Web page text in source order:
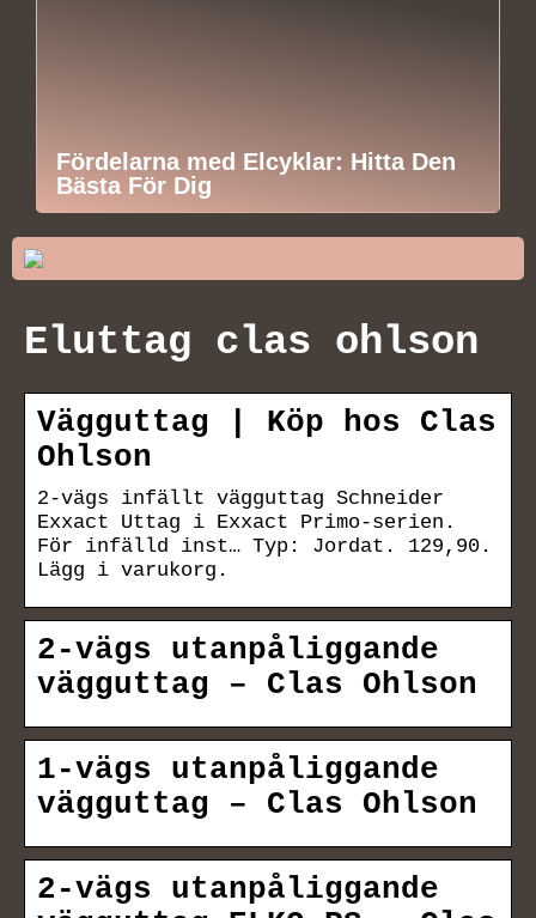
Fördelarna med Elcyklar: Hitta Den
Bästa För Dig
Eluttag clas ohlson
Vägguttag | Köp hos Clas
Ohlson
2-vägs infällt vägguttag Schneider
Exxact Uttag i Exxact Primo-serien.
För infälld inst… Typ: Jordat. 129,90.
Lägg i varukorg.
2-vägs utanpåliggande
vägguttag – Clas Ohlson
1-vägs utanpåliggande
vägguttag – Clas Ohlson
2-vägs utanpåliggande